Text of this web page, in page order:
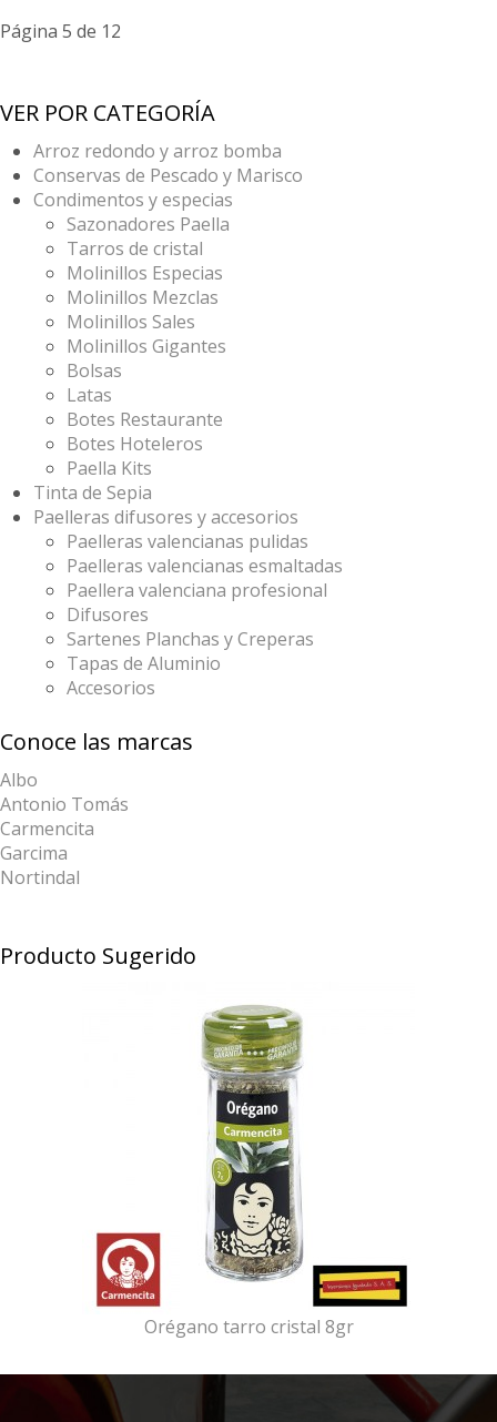
Página 5 de 12
VER POR CATEGORÍA
Arroz redondo y arroz bomba
Conservas de Pescado y Marisco
Condimentos y especias
Sazonadores Paella
Tarros de cristal
Molinillos Especias
Molinillos Mezclas
Molinillos Sales
Molinillos Gigantes
Bolsas
Latas
Botes Restaurante
Botes Hoteleros
Paella Kits
Tinta de Sepia
Paelleras difusores y accesorios
Paelleras valencianas pulidas
Paelleras valencianas esmaltadas
Paellera valenciana profesional
Difusores
Sartenes Planchas y Creperas
Tapas de Aluminio
Accesorios
Conoce las marcas
Albo
Antonio Tomás
Carmencita
Garcima
Nortindal
Producto Sugerido
Orégano tarro cristal 8gr